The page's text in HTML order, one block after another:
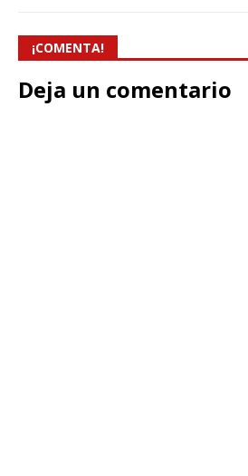
¡COMENTA!
Deja un comentario